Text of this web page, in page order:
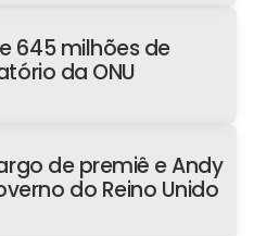
645 milhões de
da ONU
de premiê e Andy
do Reino Unido